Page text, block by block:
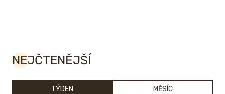
NEJČTENĚJŠÍ
TÝDEN MĚSÍC